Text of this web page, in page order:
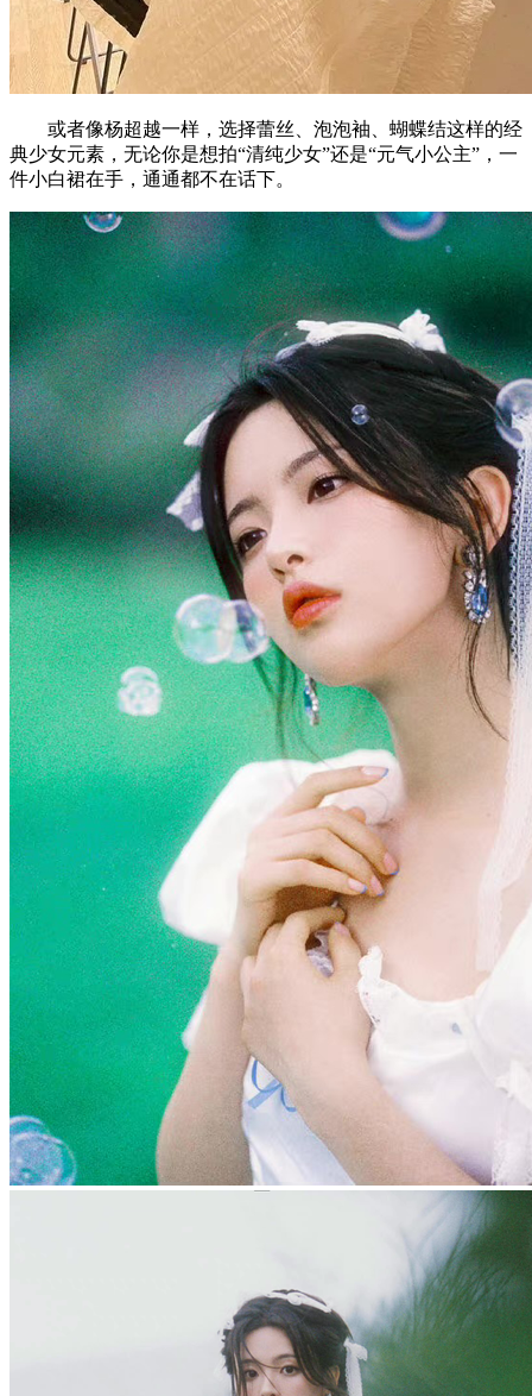
或者像杨超越一样，选择蕾丝、泡泡袖、蝴蝶结这样的经
典少女元素，无论你是想拍“清纯少女”还是“元气小公主”，一
件小白裙在手，通通都不在话下。